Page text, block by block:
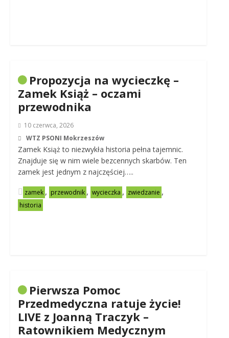
Propozycja na wycieczkę –
Zamek Książ – oczami
przewodnika
10 czerwca, 2026
WTZ PSONI Mokrzeszów
Zamek Książ to niezwykła historia pełna tajemnic.
Znajduje się w nim wiele bezcennych skarbów. Ten
zamek jest jednym z najczęściej…..
zamek , przewodnik , wycieczka , zwiedzanie ,
historia
Pierwsza Pomoc
Przedmedyczna ratuje życie!
LIVE z Joanną Traczyk –
Ratownikiem Medycznym